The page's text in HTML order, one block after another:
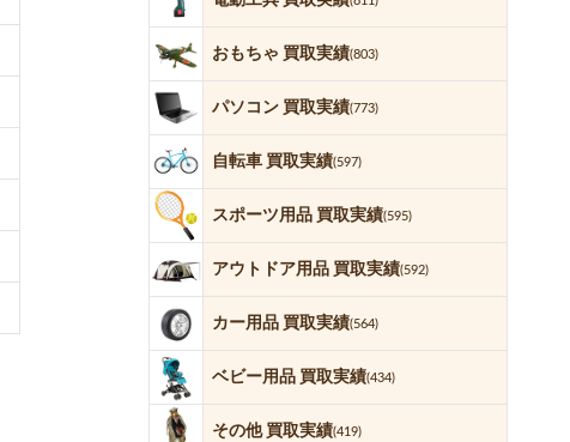
おもちゃ 買取実績(803)
パソコン 買取実績(773)
自転車 買取実績(597)
スポーツ用品 買取実績(595)
アウトドア用品 買取実績(592)
カー用品 買取実績(564)
ベビー用品 買取実績(434)
その他 買取実績(419)